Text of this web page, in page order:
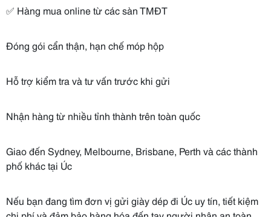
✅ Hàng mua online từ các sàn TMĐT
Đóng gói cẩn thận, hạn chế móp hộp
Hỗ trợ kiểm tra và tư vấn trước khi gửi
Nhận hàng từ nhiều tỉnh thành trên toàn quốc
Giao đến Sydney, Melbourne, Brisbane, Perth và các thành
phố khác tại Úc
Nếu bạn đang tìm đơn vị gửi giày dép đi Úc uy tín, tiết kiệm